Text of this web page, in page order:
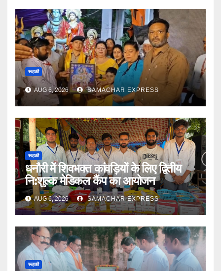
रूड़की
AUG 6, 2026 SAMACHAR EXPRESS
रूड़की
धनौरी में शिवभक्त कांवड़ियों के लिए द्वितीय
नि:शुल्क मेडिकल कैंप का आयोजन
AUG 6, 2026 SAMACHAR EXPRESS
रूड़की